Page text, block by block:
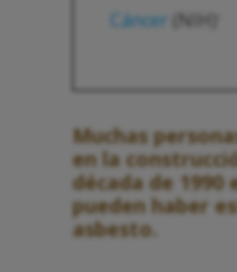
Cáncer
(NIH)
Muchas
en la
década de 1990
pueden haber
asbesto.